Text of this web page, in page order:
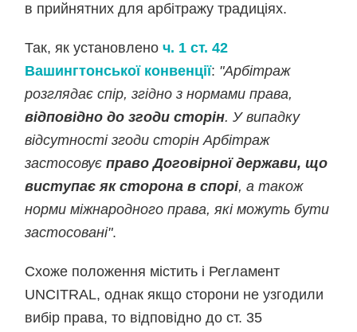
в прийнятних для арбітражу традиціях.
Так, як установленоч. 1 ст. 42
Вашингтонської конвенції: "Арбітраж
розглядає спір, згідно з нормами права,
відповідно до згоди сторін. У випадку
відсутності згоди сторін Арбітраж
застосовуєправо Договірної держави, що
виступає як сторона в спорі, а також
норми міжнародного права, які можуть бути
застосовані".
Схоже положення містить і Регламент
UNCITRAL, однак якщо сторони не узгодили
вибір права, то відповідно до ст. 35